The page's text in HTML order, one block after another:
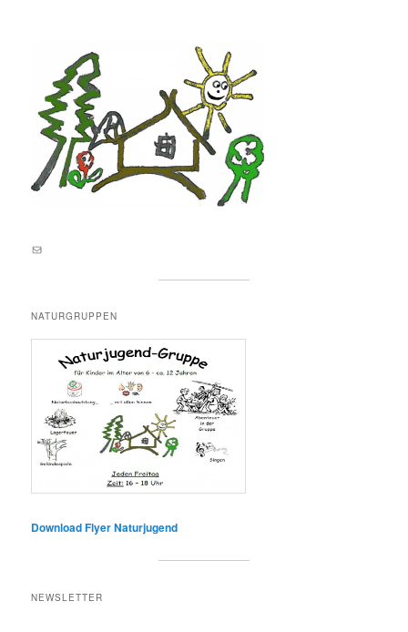
E-Mail an lernortnatur@yahoo.de
NATURGRUPPEN
Download Flyer Naturjugend
NEWSLETTER